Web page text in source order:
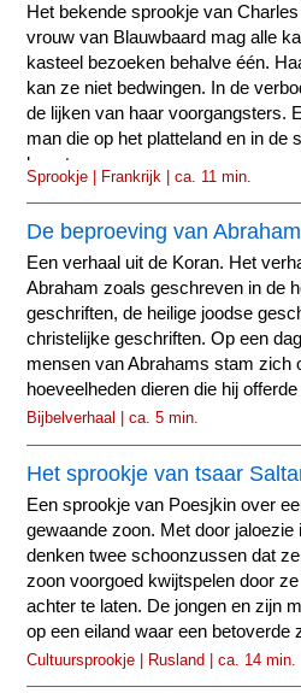
Het bekende sprookje van
vrouw van Blauwbaard mag alle
kasteel bezoeken behalve één.
kan ze niet bedwingen. In de
de lijken van haar voorgangsters.
man die op het platteland en in de
bezat.
Sprookje | Frankrijk | ca. 11 min.
De beproeving van Abraham
Een verhaal uit de Koran. Het
Abraham zoals geschreven in de
geschriften, de heilige joodse
christelijke geschriften. Op een
mensen van Abrahams stam zich
hoeveelheden dieren die hij offerde
Bijbelverhaal | ca. 5 min.
Het sprookje van tsaar
Een sprookje van Poesjkin over
gewaande zoon. Met door jaloezie
denken twee schoonzussen dat
zoon voorgoed kwijtspelen door
achter te laten. De jongen en zijn
op een eiland waar een betoverde
Cultuursprookje | Rusland | ca. 14 min.